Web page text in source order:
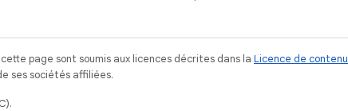
page sont soumis aux licences décrites dans la Licence de contenu
ses sociétés affiliées.